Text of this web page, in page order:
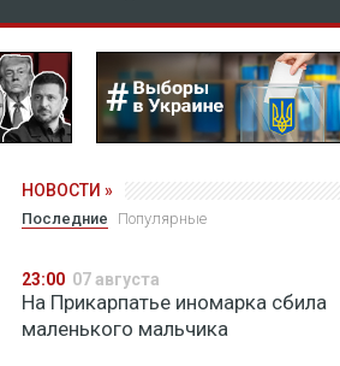
НОВОСТИ »
Последние Популярные
23:00 07 августа
На Прикарпатье иномарка сбила
маленького мальчика